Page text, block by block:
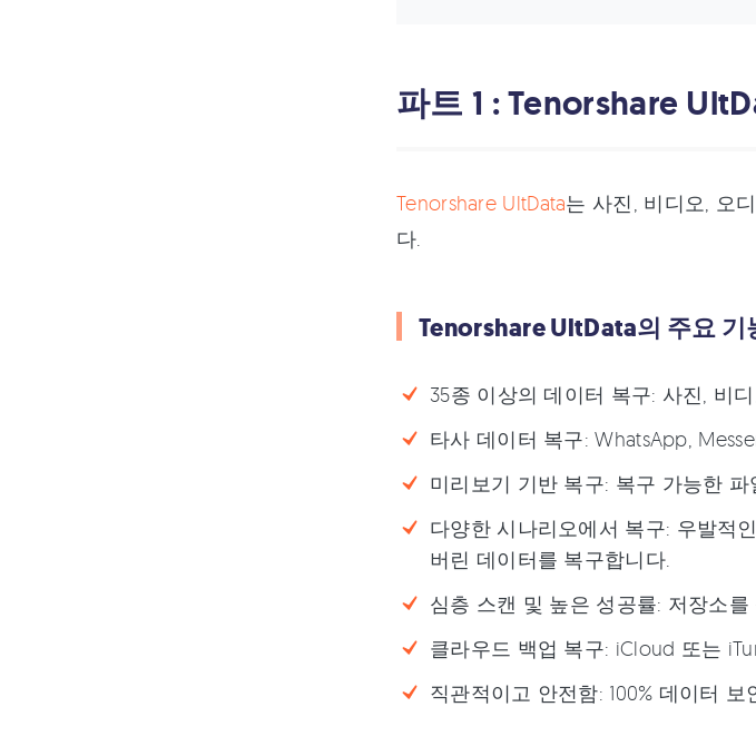
파트 1 : Tenorshare
Tenorshare UltData는 사진, 비디오, 오
다.
Tenorshare UltData의 주요 기
35종 이상의 데이터 복구: 사진, 비
타사 데이터 복구: WhatsApp,
미리보기 기반 복구: 복구 가능한
다양한 시나리오에서 복구: 우발적
버린 데이터를 복구합니다.
심층 스캔 및 높은 성공률: 저장소
클라우드 백업 복구: iCloud 또는
직관적이고 안전함: 100% 데이터